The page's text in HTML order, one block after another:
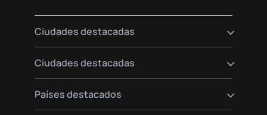
Ciudades destacadas
Envía flores a Berlín
Envía flores a Barcelona
Ciudades destacadas
Envía flores a Múnich
Países destacados